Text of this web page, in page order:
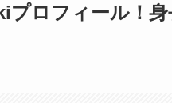
プロフィール！